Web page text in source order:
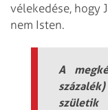
vélekedése, hogy
nem Isten.
A